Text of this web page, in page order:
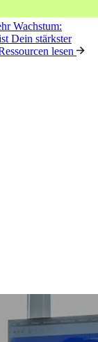
Wachstum:
Dein stärkster
lesen